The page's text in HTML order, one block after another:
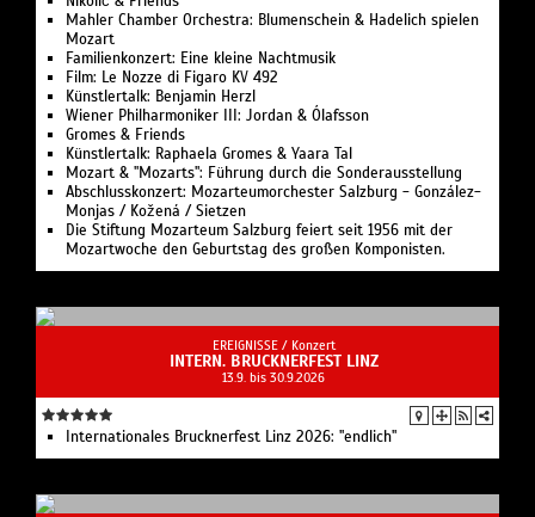
Mahler Chamber Orchestra: Blumenschein & Hadelich spielen
Mozart
Familienkonzert: Eine kleine Nachtmusik
Film: Le Nozze di Figaro KV 492
Künstlertalk: Benjamin Herzl
Wiener Philharmoniker III: Jordan & Ólafsson
Gromes & Friends
Künstlertalk: Raphaela Gromes & Yaara Tal
Mozart & "Mozarts": Führung durch die Sonderausstellung
Abschlusskonzert: Mozarteumorchester Salzburg - González-
Monjas / Kožená / Sietzen
Die Stiftung Mozarteum Salzburg feiert seit 1956 mit der
Mozartwoche den Geburtstag des großen Komponisten.
EREIGNISSE / Konzert
INTERN. BRUCKNERFEST LINZ
13.9. bis 30.9.2026
Internationales Brucknerfest Linz 2026: "endlich"